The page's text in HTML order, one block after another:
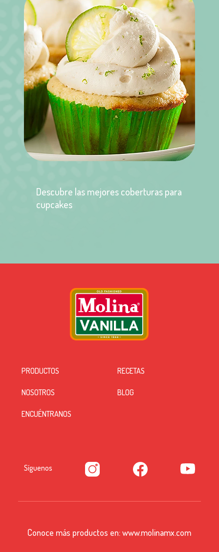
Descubre las mejores coberturas para
cupcakes
PRODUCTOS RECETAS
NOSOTROS BLOG
ENCUÉNTRANOS
Síguenos
Conoce más productos en:www.molinamx.com